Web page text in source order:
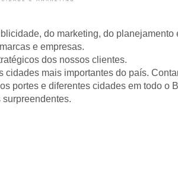
do marketing, do
e empresas.
dos nossos clientes.
mais importantes do país.
portes e diferentes cidades em todo o